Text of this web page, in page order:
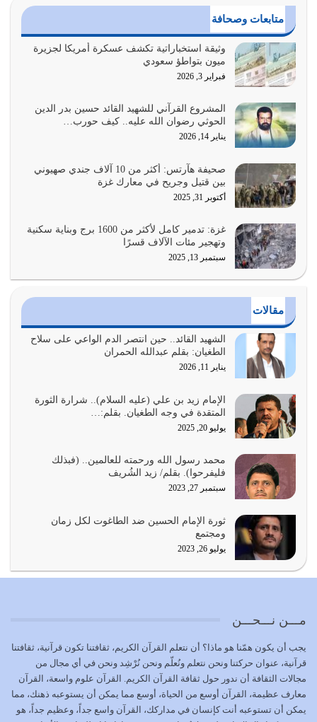
القرآن الكريم هو أهم مصدر لمعرفة رسول الله معرفة سيرته
معرفة شخصيته معرفة عظمته
يوليو 28, 2026
هل نحن من الصالحين؟ قيِّم نفسك هنا اترك القرآن على أصله
وأعرض نفسك، وأعرض ما لديك على…
يوليو 27, 2026
عندما يكون عدوك هو عدو الله معناه أن تكون نقاط الضعف
فيه كثيرة وسينصرك الله عليه إذا…
يوليو 26, 2026
أراد الله لهذه الأمة ان تكون خير امة أخرجت للناس بالنهوض
بالأمر بالمعروف والنهي عن…
يوليو 25, 2026
الدين الذي شرعه الله لا يجوز أن يخضع لآرائنا وأهوائنا
أي أمة تتفرق في الدين وتتفرق في كيانها معناه أنها أصبحت
أمة عاجزة عن النهوض…
يوليو 23, 2026
بحبل الله جميعاً وليس كل…
يوليو 22, 2026
يشاء ويذل من يشاء
يوليو 21, 2026
كل زمان…
يوليو 19, 2026
الوظيفة عبارة عن مسؤولية يجب النهوض بها كما ينبغي لكي
وَالْمُنْفِقِينَ…
يوليو 17, 2026
الاعتصام بحبل الله أمر إلهي للمؤمنين وهو بمثابة سبب بينهم
وبين الله يترتب عليه النصر…
متابعات وصحافة
وثيقة استخباراتية تكشف عسكرة أمريكا لجزيرة
ميون بتواطؤ سعودي
فبراير 3, 2026
المشروع القرآني للشهيد القائد حسين بدر الدين
الحوثي رضوان الله عليه.. كيف حورب…
يناير 14, 2026
صحيفة هآرتس: أكثر من 10 آلاف جندي صهيوني
بين قتيل وجريح في معارك غزة
أكتوبر 31, 2025
غزة: تدمير كامل لأكثر من 1600 برج وبناية سكنية
وتهجير مئات الآلاف قسرًا
سبتمبر 13, 2025
مقالات
الشهيد القائد.. حين انتصر الدم الواعي على سلاح
الطغيان: بقلم عبدالله الحمران
يناير 11, 2026
الإمام زيد بن علي (عليه السلام).. شرارة الثورة
المتقدة في وجه الطغيان. بقلم:…
يوليو 20, 2025
محمد رسول الله ورحمته للعالمين.. (فبذلك
فليفرحوا). بقلم/ زيد الشُريف
سبتمبر 27, 2023
ثورة الإمام الحسين ضد الطاغوت لكل زمان
ومجتمع
يوليو 26, 2023
مـــن نـــحـــن
يجب أن يكون همّنا هو ماذا؟ أن نتعلم القرآن الكريم، ثقافتنا تكون قرآنية، ثقافتنا
قرآنية، عنوان حركتنا ونحن نتعلم ونُعلّم ونحن نُرْشِد ونحن في أي مجال من
مجالات الثقافة أن ندور حول ثقافة القرآن الكريم. القرآن علوم واسعة، القرآن
معارف عظيمة، القرآن أوسع من الحياة، أوسع مما يمكن أن يستوعبه ذهنك، مما
يمكن أن تستوعبه أنت كإنسان في مداركك، القرآن واسع جداً، وعظيم جداً، هو